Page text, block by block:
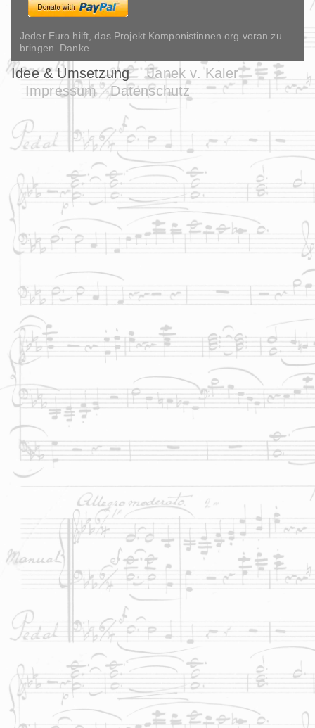
Jeder Euro hilft, das Projekt Komponistinnen.org voran zu
bringen. Danke.
Idee & Umsetzung
Janek v. Kaler
Impressum
Datenschutz